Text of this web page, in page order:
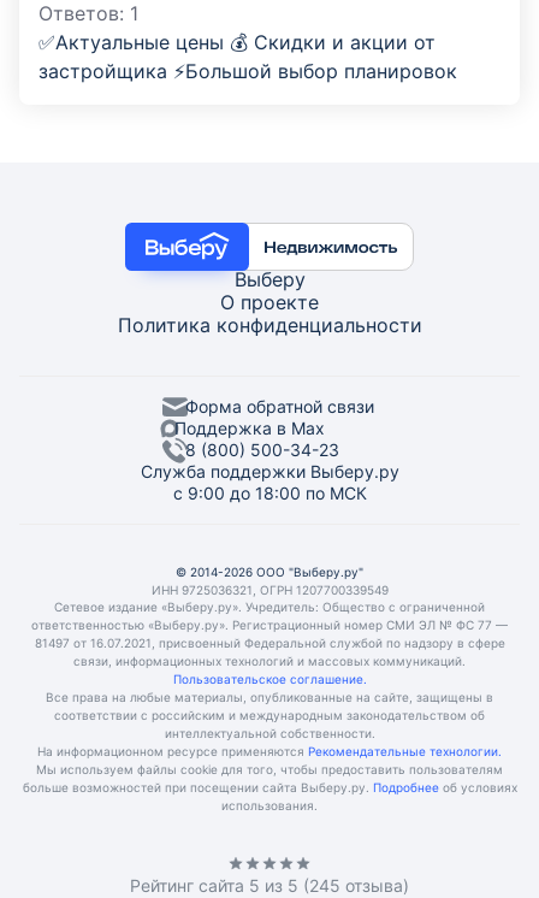
Ответов: 1
✅Актуальные цены 💰 Скидки и акции от
застройщика ⚡Большой выбор планировок
Выберу
О проекте
Политика конфиденциальности
Форма обратной связи
Поддержка в Max
8 (800) 500-34-23
Служба поддержки Выберу.ру
с 9:00 до 18:00 по МСК
© 2014-2026 ООО "Выберу.ру"
ИНН 9725036321, ОГРН 1207700339549
Сетевое издание «Выберу.ру». Учредитель: Общество с ограниченной
ответственностью «Выберу.ру». Регистрационный номер СМИ ЭЛ № ФС 77 —
81497 от 16.07.2021, присвоенный Федеральной службой по надзору в сфере
связи, информационных технологий и массовых коммуникаций.
Пользовательское соглашение.
Все права на любые материалы, опубликованные на сайте, защищены в
соответствии с российским и международным законодательством об
интеллектуальной собственности.
На информационном ресурсе применяются Рекомендательные технологии.
Мы используем файлы cookie для того, чтобы предоставить пользователям
больше возможностей при посещении сайта Выберу.ру. Подробнее об условиях
использования.
Рейтинг сайта 5 из 5 (245 отзыва)